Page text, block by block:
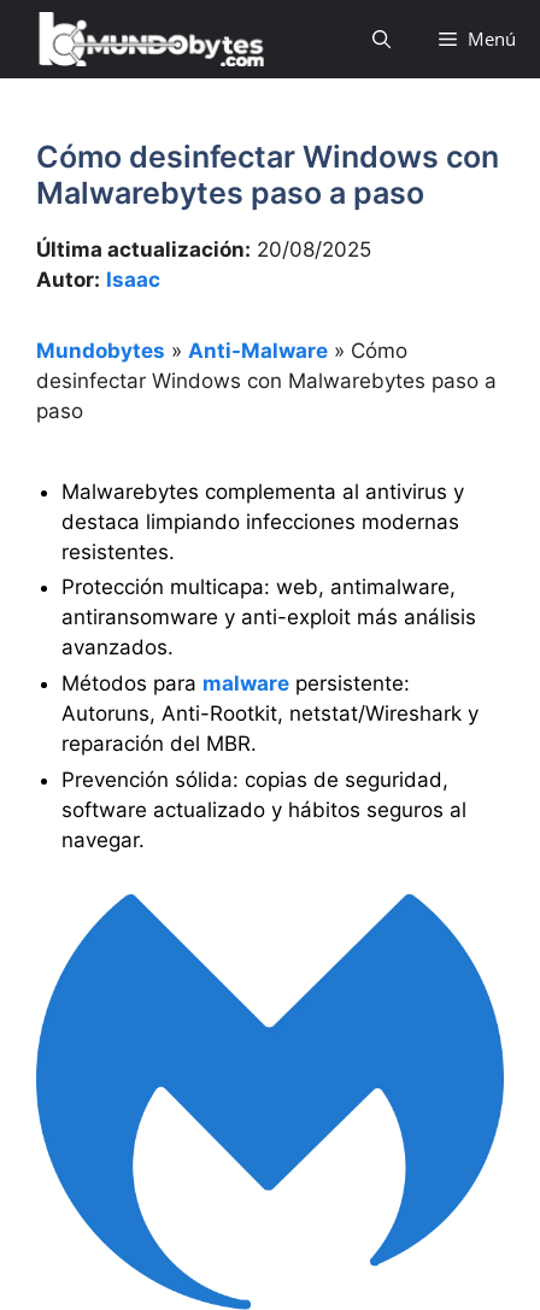
Saltar
contenido
Menú
Cómo desinfectar Windows con
Malwarebytes paso a paso
Última actualización: 20/08/2025
Autor: Isaac
Mundobytes » Anti-Malware » Cómo
desinfectar Windows con Malwarebytes paso a
paso
Malwarebytes complementa al antivirus y
destaca limpiando infecciones modernas
resistentes.
Protección multicapa: web, antimalware,
antiransomware y anti-exploit más análisis
avanzados.
Métodos para malwarepersistente:
Autoruns, Anti-Rootkit, netstat/Wireshark y
reparación del MBR.
Prevención sólida: copias de seguridad,
software actualizado y hábitos seguros al
navegar.